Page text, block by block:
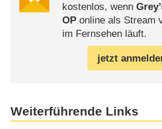
kostenlos, wenn
OPonline als Stream
im Fernsehen läuft.
jetzt
Weiterführende Links